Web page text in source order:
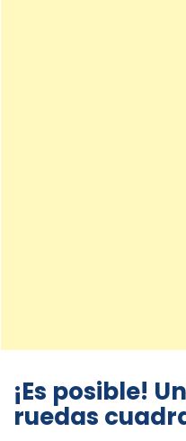
¡Es posible!
ruedas